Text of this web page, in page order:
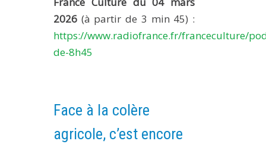
2026 (à partir de 3 min 45) :
https://www.radiofrance.fr/franceculture/
de-8h45
Face à la colère
agricole, c’est encore